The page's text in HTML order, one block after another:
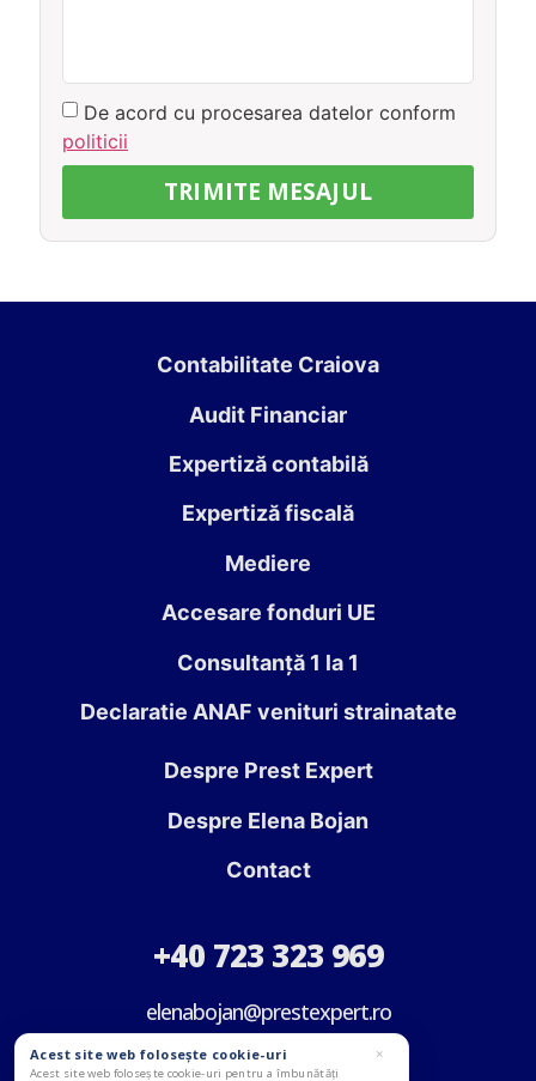
De acord cu procesarea datelor conform
politicii
TRIMITE MESAJUL
Contabilitate Craiova
Audit Financiar
Expertiză contabilă
Expertiză fiscală
Mediere
Accesare fonduri UE
Consultanță 1 la 1
Declaratie ANAF venituri strainatate
Despre Prest Expert
Despre Elena Bojan
Contact
+40 723 323 969
elenabojan@prestexpert.ro
×
Acest site web folosește cookie-uri
Acest site web folosește cookie-uri pentru a îmbunătăți